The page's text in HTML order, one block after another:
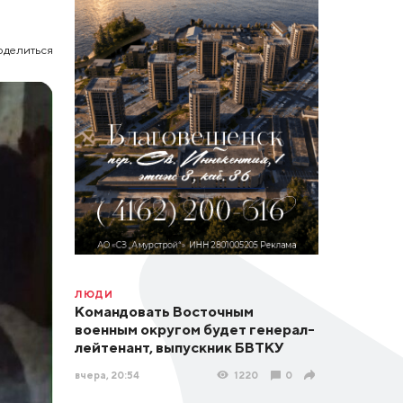
ЛЮДИ
Командовать Восточным
военным округом будет генерал-
лейтенант, выпускник БВТКУ
вчера, 20:54 1220 0